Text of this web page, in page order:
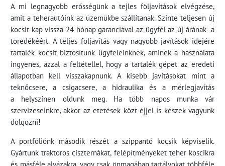
A mi legnagyobb erősségünk a tejles följavítások elvégzése,
amit a teherautóink az üzemükbe szállítanak. Szinte teljesen új
kocsit kap vissza 24 hónap garanciával az ügyfél az új árának a
töredékéért. A teljes följavítás vagy nagyobb javítások idejére
tartalék kocsit biztosítunk ügyfeleinknek, aminek a használata
ingyenes, azzal a feltétellel, hogy a tartalék gépet az eredeti
állapotban kell visszakapnunk. A kisebb javításokat mint a
teknőcsere, a csigacsere, a hidraulika és a mérlegjavítás
a helyszínen oldunk meg. Ha több napos munka vár
szervizeseinkre, akkor az etetések közt éjjel is készek vagyunk
dolgozni!
A portfóliónk második részét a szippantó kocsik képviselik.
Gyártunk traktoros ciszternákat, felépítményeket teher koscikra
és másféle alvázakra, vagy csak önmagában tartályokat többféle